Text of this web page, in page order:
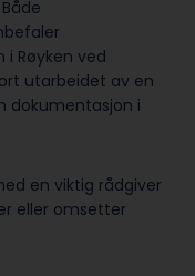
Røyken ved
utarbeidet av en
dokumentasjon i
en viktig rådgiver
eller omsetter